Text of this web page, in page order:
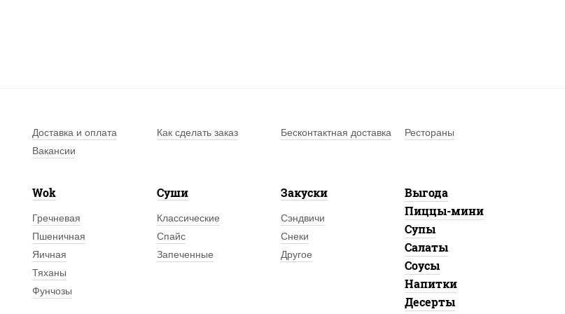
Доставка и оплата Как сделать заказ Бесконтактная доставка
Рестораны
Вакансии
Wok
Гречневая
Пшеничная
Яичная
Тяханы
Фунчозы
Суши
Классические
Спайс
Запеченные
Закуски
Сэндвичи
Снеки
Другое
Выгода
Пиццы-мини
Супы
Салаты
Соусы
Напитки
Десерты